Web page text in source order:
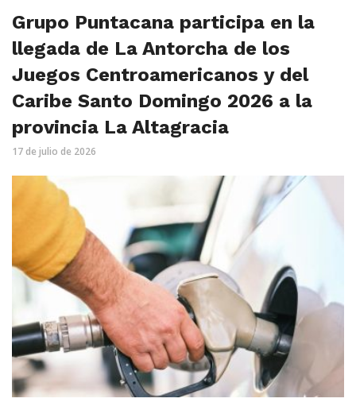
Grupo Puntacana participa en la
llegada de La Antorcha de los
Juegos Centroamericanos y del
Caribe Santo Domingo 2026 a la
provincia La Altagracia
17 de julio de 2026